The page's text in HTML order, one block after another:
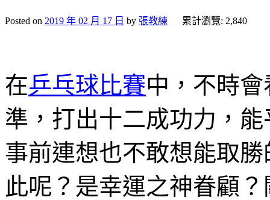
Posted on 2019 年 02 月 17 日 by 張教練 累計瀏覽: 2,840
在乒乓球比賽中，不時
準，打出十二成功力，
事前連想也不敢想能取
此呢？是幸運之神眷顧